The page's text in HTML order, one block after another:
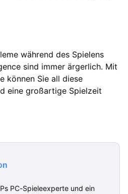
während des Spielens
sind immer ärgerlich. Mit
können Sie all diese
eine großartige Spielzeit
PC-Spieleexperte und ein